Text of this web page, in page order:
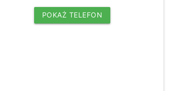
POKAŻ TELEFON